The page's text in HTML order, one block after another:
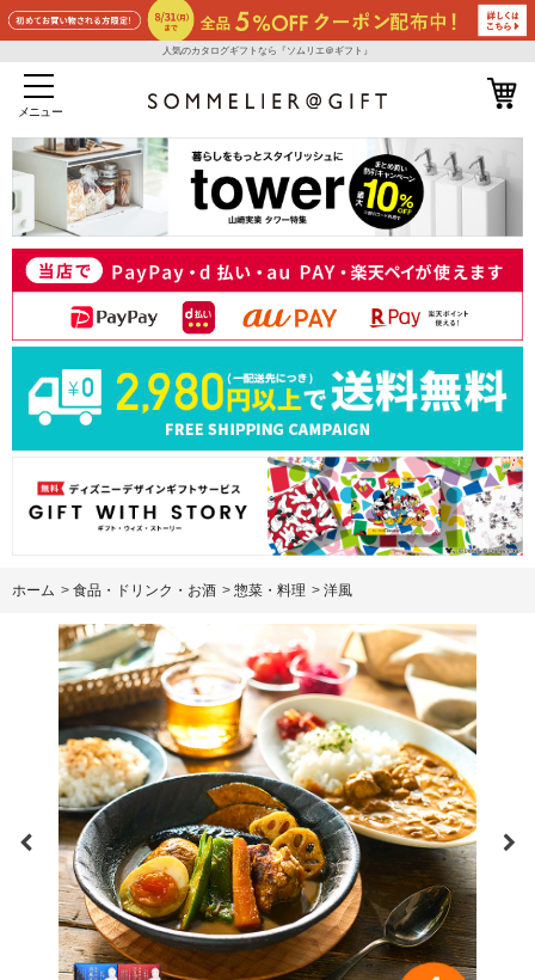
人気のカタログギフトなら『ソムリエ＠ギフト』
メニュー
ホーム > 食品・ドリンク・お酒 > 惣菜・料理 > 洋風